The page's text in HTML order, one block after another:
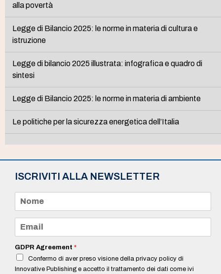
alla povertà
Legge di Bilancio 2025: le norme in materia di cultura e
istruzione
Legge di bilancio 2025 illustrata: infografica e quadro di
sintesi
Legge di Bilancio 2025: le norme in materia di ambiente
Le politiche per la sicurezza energetica dell’Italia
ISCRIVITI ALLA NEWSLETTER
m
e
a
i
*
GDPR Agreement *
Confermo di aver preso visione della privacy policy di
Innovative Publishing e accetto il trattamento dei dati come ivi